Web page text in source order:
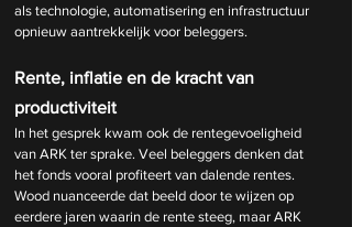
als technologie, automatisering en infrastructuur
opnieuw aantrekkelijk voor beleggers.
Rente, inflatie en de kracht van
productiviteit
In het gesprek kwam ook de rentegevoeligheid
van ARK ter sprake. Veel beleggers denken dat
het fonds vooral profiteert van dalende rentes.
Wood nuanceerde dat beeld door te wijzen op
eerdere jaren waarin de rente steeg, maar ARK